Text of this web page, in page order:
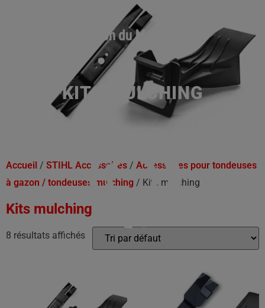
KITS MULCHING
Accueil / STIHL Accessoires / Accessoires pour tondeuses
à gazon / tondeuses mulching / Kits mulching
Kits mulching
8 résultats affichés